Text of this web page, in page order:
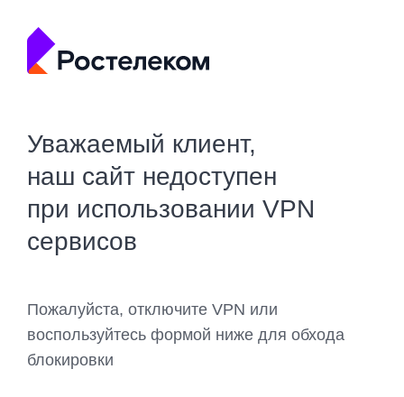
Уважаемый клиент,
наш сайт недоступен
при использовании VPN
сервисов
Пожалуйста, отключите VPN или
воспользуйтесь формой ниже для обхода
блокировки